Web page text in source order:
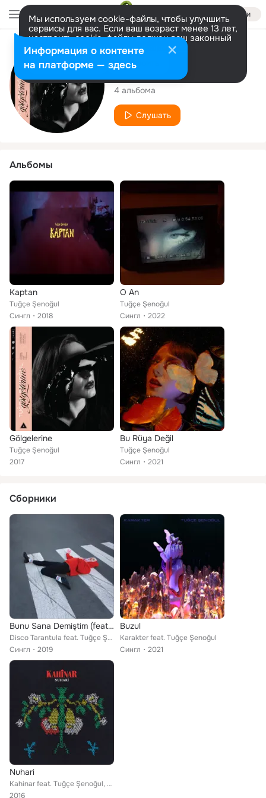
Войти
Мы используем cookie-файлы, чтобы улучшить
сервисы для вас. Если ваш возраст менее 13 лет,
настроить cookie-файлы должен ваш законный
представитель. Больше информации
Разрешить все Настроить
Исполнитель
Tuğçe Şenoğul
4 альбома
Слушать
Альбомы
Kaptan
Tuğçe Şenoğul
Сингл
2018
O An
Tuğçe Şenoğul
Сингл
2022
Gölgelerine
Tuğçe Şenoğul
2017
Bu Rüya Değil
Tuğçe Şenoğul
Сингл
2021
Сборники
Bunu Sana Demiştim (feat. Tuğçe Şenoğul)
Disco Tarantula feat. Tuğçe Şenoğul
Сингл
2019
Buzul
Karakter feat. Tuğçe Şenoğul
Сингл
2021
Nuhari
Kahinar feat. Tuğçe Şenoğul, Serkan Alkan
2016
Информация о контенте
на платформе — здесь